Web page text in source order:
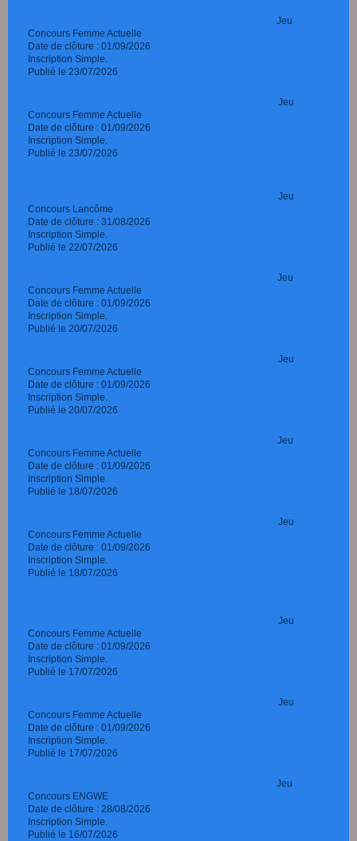
Jeu
Concours Femme Actuelle
Date de clôture : 01/09/2026
Inscription Simple.
Publié le 23/07/2026
Jeu
Concours Femme Actuelle
Date de clôture : 01/09/2026
Inscription Simple.
Publié le 23/07/2026
Jeu
Concours Lancôme
Date de clôture : 31/08/2026
Inscription Simple.
Publié le 22/07/2026
Jeu
Concours Femme Actuelle
Date de clôture : 01/09/2026
Inscription Simple.
Publié le 20/07/2026
Jeu
Concours Femme Actuelle
Date de clôture : 01/09/2026
Inscription Simple.
Publié le 20/07/2026
Jeu
Concours Femme Actuelle
Date de clôture : 01/09/2026
Inscription Simple.
Publié le 18/07/2026
Jeu
Concours Femme Actuelle
Date de clôture : 01/09/2026
Inscription Simple.
Publié le 18/07/2026
Jeu
Concours Femme Actuelle
Date de clôture : 01/09/2026
Inscription Simple.
Publié le 17/07/2026
Jeu
Concours Femme Actuelle
Date de clôture : 01/09/2026
Inscription Simple.
Publié le 17/07/2026
Jeu
Concours ENGWE
Date de clôture : 28/08/2026
Inscription Simple.
Publié le 16/07/2026